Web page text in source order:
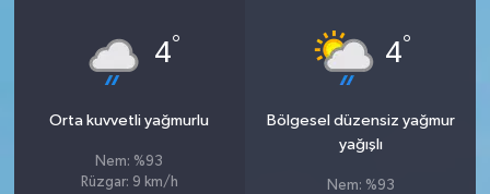
4°
Orta kuvvetli yağmurlu
Nem: %93
Rüzgar: 9 km/h
4°
Bölgesel düzensiz yağmur
yağışlı
Nem: %93